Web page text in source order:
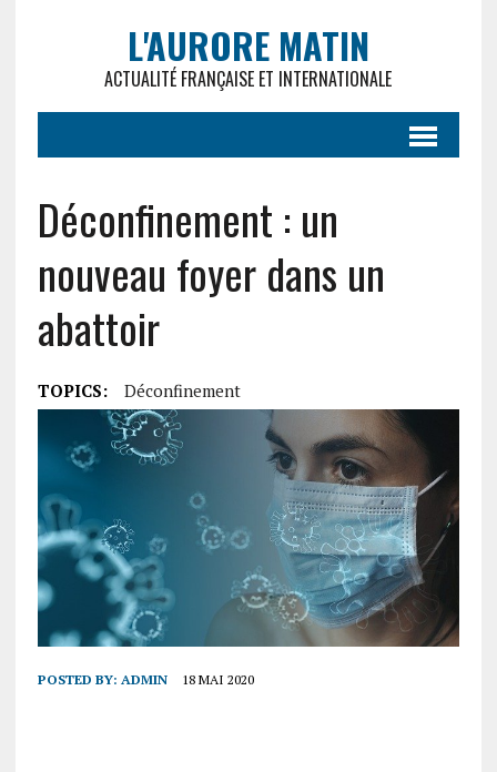
L'AURORE MATIN
ACTUALITÉ FRANÇAISE ET INTERNATIONALE
Déconfinement : un
nouveau foyer dans un
abattoir
TOPICS: Déconfinement
POSTED BY: ADMIN 18 MAI 2020